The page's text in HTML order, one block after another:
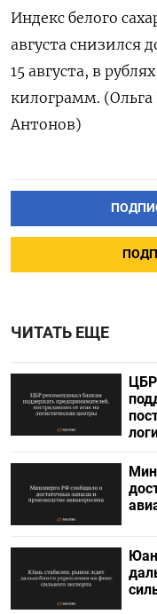
Индекс белого
августа снизился
15 августа, в
килограмм.
Антонов)
ЧИТАТЬ ЕЩЕ